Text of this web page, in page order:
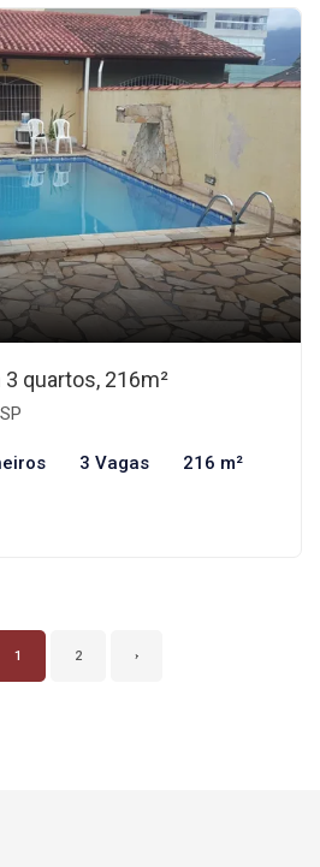
quartos, 216m²
3 Vagas 216 m²
1 2 ›